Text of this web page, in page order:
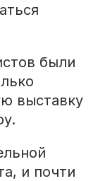
были
выставку
и почти